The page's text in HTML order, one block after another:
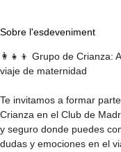
Sobre l'esdeveniment
👩‍👧‍👦 Grupo de Crianza:
viaje de maternidad
Te invitamos a formar
Crianza en el Club de
y seguro donde puedes
dudas y emociones en el